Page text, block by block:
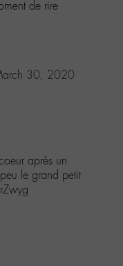
de rire
30, 2020
après un
le grand petit